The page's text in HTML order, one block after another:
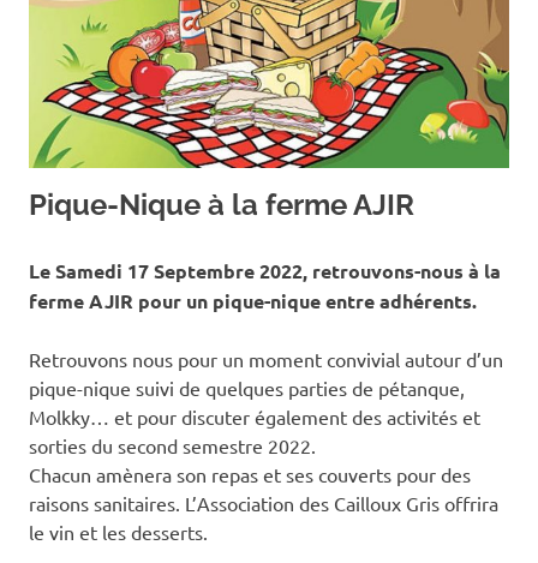
Pique-Nique à la ferme AJIR
Le Samedi 17 Septembre 2022, retrouvons-nous à la
ferme AJIR pour un pique-nique entre adhérents.
Retrouvons nous pour un moment convivial autour d’un
pique-nique suivi de quelques parties de pétanque,
Molkky… et pour discuter également des activités et
sorties du second semestre 2022.
Chacun amènera son repas et ses couverts pour des
raisons sanitaires. L’Association des Cailloux Gris offrira
le vin et les desserts.